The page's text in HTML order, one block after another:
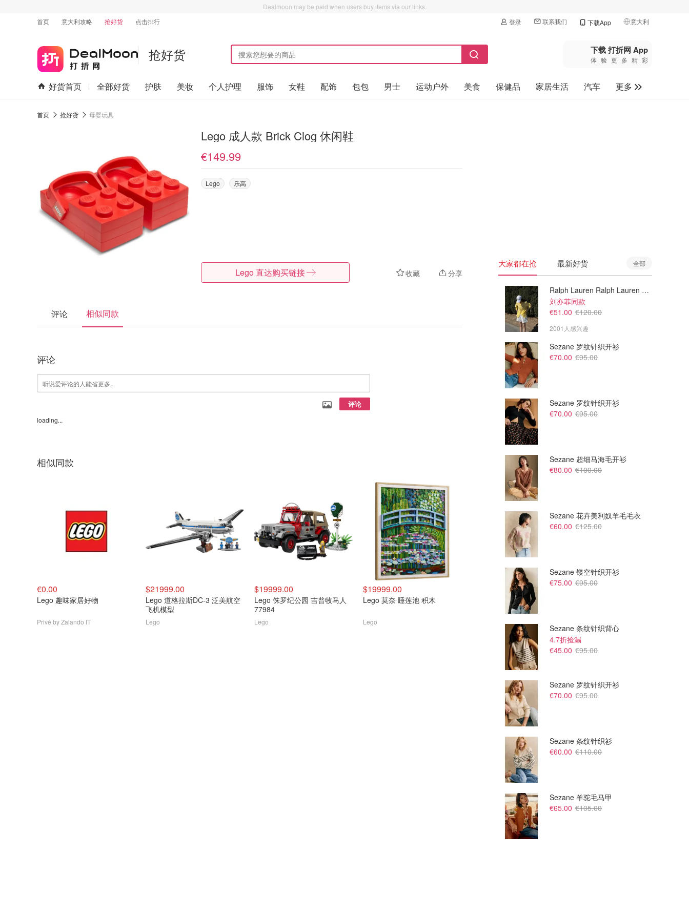
Dealmoon may be paid when users buy items via our links.
首页
意大利攻略 抢好货 点击排行 登录 联系我们 下载App 意大利
🇺🇸美国
🇨🇳中国
🇨🇦加拿大
抢好货 下载 打折网 App
体验更多精彩
好货首页 全部好货 护肤 美妆 个人护理 服饰 女鞋 配饰 包包 男士 运动户外 美食 保健品 家居生活 汽车
更多
首页 抢好货 母婴玩具
Lego 成人款 Brick Clog 休闲鞋
€149.99
Lego 乐高
收藏 分享
Lego 直达购买链接
评论 相似同款
评论
评论
loading...
相似同款
€0.00
Lego 趣味家居好物
Privé by Zalando IT
$21999.00
Lego 道格拉斯DC-3 泛美航空
飞机模型
Lego
$19999.00
Lego 侏罗纪公园 吉普牧马人
77984
Lego
$19999.00
Lego 莫奈 睡莲池 积木
Lego
Lego 达斯·维德™ 半身像
€39.99
大家都在抢 最新好货 全部
Ralph Lauren Ralph Lauren 男童亚麻衬衫
刘亦菲同款
€51.00 €120.00
2001人感兴趣
Sezane 罗纹针织开衫
€70.00 €95.00
Sezane 罗纹针织开衫
€70.00 €95.00
Sezane 超细马海毛开衫
€80.00 €100.00
Sezane 花卉美利奴羊毛毛衣
€60.00 €125.00
Sezane 镂空针织开衫
€75.00 €95.00
Sezane 条纹针织背心
4.7折捡漏
€45.00 €95.00
Sezane 罗纹针织开衫
€70.00 €95.00
Sezane 条纹针织衫
€60.00 €110.00
Sezane 羊驼毛马甲
€65.00 €105.00